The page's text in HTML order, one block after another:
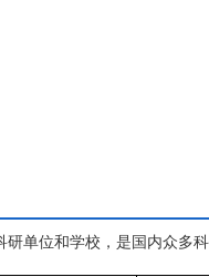
单位和学校，是国内众多